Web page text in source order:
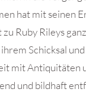
hat mit seinen
Ruby Rileys
Schicksal
mit Antiquitäten
und bildhaft